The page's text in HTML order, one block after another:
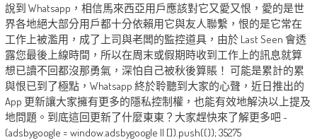
說到 Whatsapp，相信馬來西亞用戶應該對它又愛又恨，愛的是世
界各地絕大部分用戶都十分依賴用它與友人聯繫，恨的是它常在
工作上被濫用，成了上司與老闆的監控道具，由於 Last Seen 會透
露您最後上線時間，所以在周末或假期時收到工作上的訊息就算
想已讀不回都沒那勇氣，深怕自己被秋後算賬！ 可能是累計的累
與恨已到了極點，Whatsapp 終於聆聽到大家的心聲，近日推出的
App 更新讓大家擁有更多的隱私控制權，也能有效地解決以上提及
地問題。到底這回更新了什麼東東？大家趕快來了解更多吧 ~
(adsbygoogle = window.adsbygoogle || []).push({}); 35275